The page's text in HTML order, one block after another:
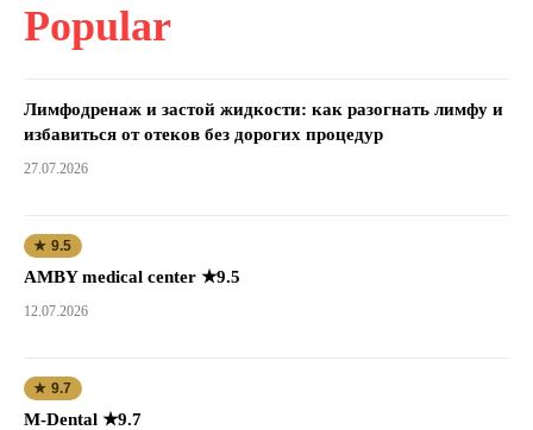
Popular
Лимфодренаж и застой жидкости: как разогнать лимфу и
избавиться от отеков без дорогих процедур
27.07.2026
★ 9.5
AMBY medical center ★9.5
12.07.2026
★ 9.7
M-Dental ★9.7